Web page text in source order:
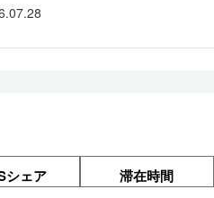
シェア 滞在時間